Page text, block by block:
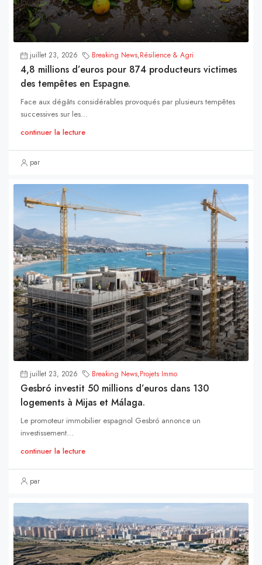
juillet 23, 2026 Breaking News,Résilience & Agri
4,8 millions d’euros pour 874 producteurs victimes
des tempêtes en Espagne.
Face aux dégâts considérables provoqués par plusieurs tempêtes
successives sur les...
continuer la lecture
par
juillet 23, 2026 Breaking News,Projets Immo
Gesbró investit 50 millions d’euros dans 130
logements à Mijas et Málaga.
Le promoteur immobilier espagnol Gesbró annonce un
investissement...
continuer la lecture
par